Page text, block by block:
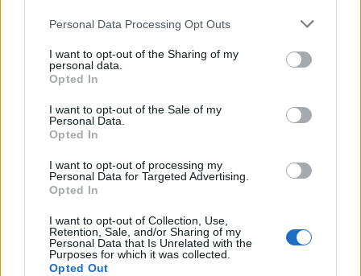
Personal Data Processing Opt Outs
I want to opt-out of the Sharing of my
personal data.
Opted In
I want to opt-out of the Sale of my
Personal Data.
Opted In
I want to opt-out of processing my
Personal Data for Targeted Advertising.
Opted In
I want to opt-out of Collection, Use,
Retention, Sale, and/or Sharing of my
Personal Data that Is Unrelated with the
Purposes for which it was collected.
Opted Out